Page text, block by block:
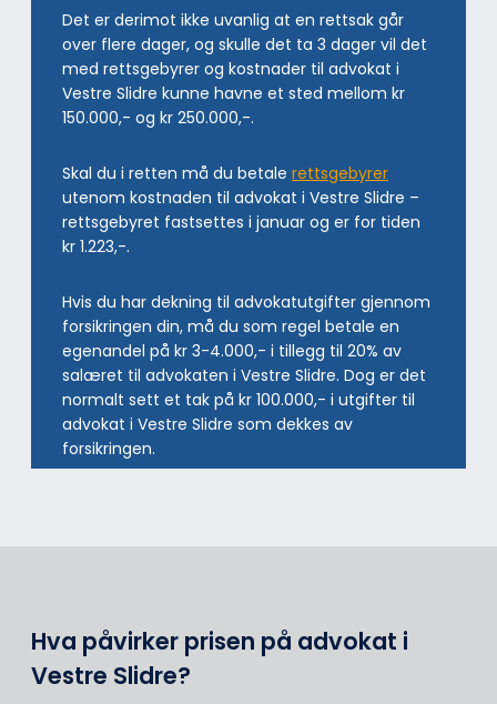
Det er derimot ikke uvanlig at en rettsak går
over flere dager, og skulle det ta 3 dager vil det
med rettsgebyrer og kostnader til advokat i
Vestre Slidre kunne havne et sted mellom kr
150.000,- og kr 250.000,-.
Skal du i retten må du betale rettsgebyrer
utenom kostnaden til advokat i Vestre Slidre –
rettsgebyret fastsettes i januar og er for tiden
kr 1.223,-.
Hvis du har dekning til advokatutgifter gjennom
forsikringen din, må du som regel betale en
egenandel på kr 3-4.000,- i tillegg til 20% av
salæret til advokaten i Vestre Slidre. Dog er det
normalt sett et tak på kr 100.000,- i utgifter til
advokat i Vestre Slidre som dekkes av
forsikringen.
Hva påvirker prisen på advokat i
Vestre Slidre?